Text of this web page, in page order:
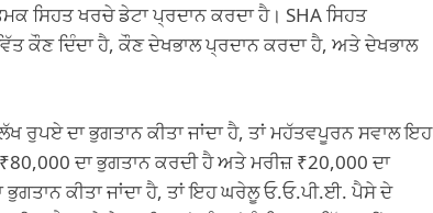
ਸਿਹਤ ਖਰਚੇ ਡੇਟਾ ਪ੍ਰਦਾਨ ਕਰਦਾ ਹੈ। SHA ਸਿਹਤ
ਕੌਣ ਦਿੰਦਾ ਹੈ, ਕੌਣ ਦੇਖਭਾਲ ਪ੍ਰਦਾਨ ਕਰਦਾ ਹੈ, ਅਤੇ ਦੇਖਭਾਲ
ਦਾ ਭੁਗਤਾਨ ਕੀਤਾ ਜਾਂਦਾ ਹੈ, ਤਾਂ ਮਹੱਤਵਪੂਰਨ ਸਵਾਲ ਇਹ
ਦਾ ਭੁਗਤਾਨ ਕਰਦੀ ਹੈ ਅਤੇ ਮਰੀਜ਼ ₹20,000 ਦਾ
ਕੀਤਾ ਜਾਂਦਾ ਹੈ, ਤਾਂ ਇਹ ਘਰੇਲੂ ਓ.ਓ.ਪੀ.ਈ. ਪੈਸੇ ਦੇ